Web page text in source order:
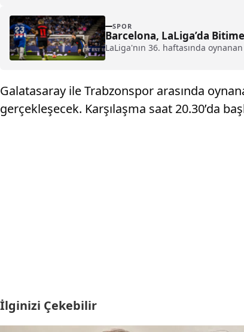
SPOR
Barcelona, LaLiga’da
LaLiga'nın 36. haftasında
Galatasaray ile Trabzonspor arasında
gerçekleşecek. Karşılaşma saat 20.30’da
İlginizi Çekebilir